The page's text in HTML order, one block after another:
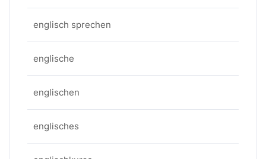
englisch sprechen
englische
englischen
englisches